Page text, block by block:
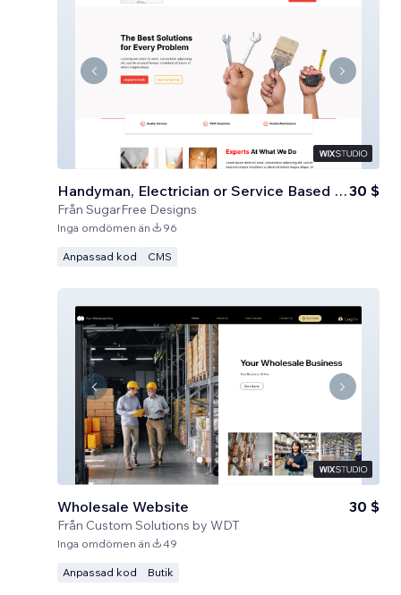
Handyman, Electrician or Service Based Business
Från SugarFree Designs
30 $
Inga omdömen än 96
Anpassad kod CMS
Wholesale Website
Från Custom Solutions by WDT
30 $
Inga omdömen än 49
Anpassad kod Butik